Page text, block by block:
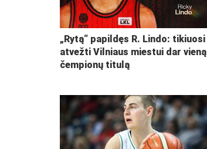
„Rytą“ papildęs R. Lindo: tikiuosi
atvežti Vilniaus miestui dar vieną
čempionų titulą